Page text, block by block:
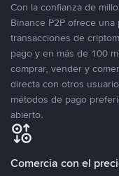
Con la confianza de
Binance P2P ofrece
transacciones de
pago y en más de 100
comprar, vender y
directa con otros
métodos de pago
abierto.
Comercia con el